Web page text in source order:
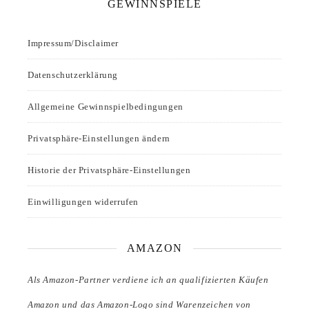
GEWINNSPIELE
Impressum/Disclaimer
Datenschutzerklärung
Allgemeine Gewinnspielbedingungen
Privatsphäre-Einstellungen ändern
Historie der Privatsphäre-Einstellungen
Einwilligungen widerrufen
AMAZON
Als Amazon-Partner verdiene ich an qualifizierten Käufen
Amazon und das Amazon-Logo sind Warenzeichen von